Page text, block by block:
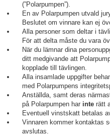
(”Polarpumpen”).
En av Polarpumpen utvald
Beslutet om vinnare kan ej
Alla personer som deltar i
För att delta måste du vara
När du lämnar dina
ditt medgivande att
kopplade till tävlingen.
Alla insamlade uppgifter
med Polarpumpens
Anställda, samt deras
på Polarpumpen har inte rätt
Eventuell vinstskatt betalas
Vinnaren kommer kontaktas
avslutas.